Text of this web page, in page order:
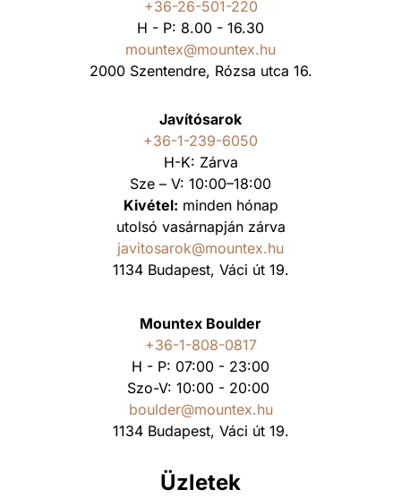
+36-26-501-220
H - P: 8.00 - 16.30
mountex@mountex.hu
2000 Szentendre, Rózsa utca 16.
Javítósarok
+36-1-239-6050
H-K: Zárva
Sze – V: 10:00–18:00
Kivétel: minden hónap
utolsó vasárnapján zárva
javitosarok@mountex.hu
1134 Budapest, Váci út 19.
Mountex Boulder
+36-1-808-0817
H - P: 07:00 - 23:00
Szo-V: 10:00 - 20:00
boulder@mountex.hu
1134 Budapest, Váci út 19.
Üzletek